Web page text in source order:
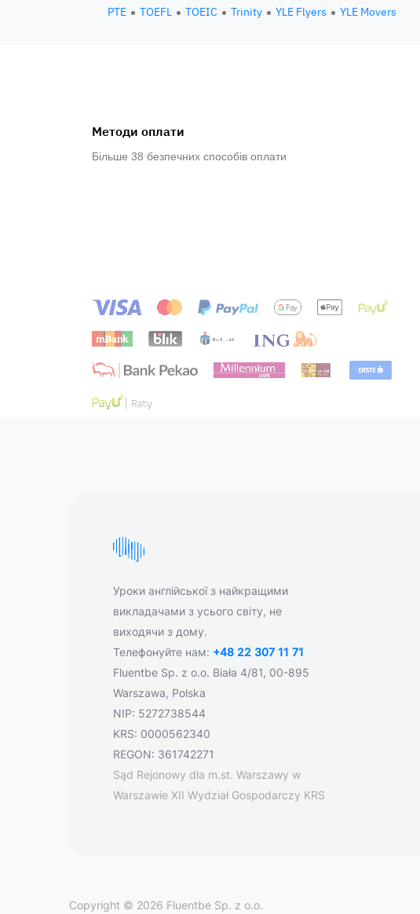
PTE
TOEFL TOEIC Trinity YLE Flyers YLE Movers
Методи оплати
Більше 38 безпечних способів оплати
Уроки англійської з найкращими
викладачами з усього світу, не
виходячи з дому.
Телефонуйте нам: +48 22 307 11 71
Fluentbe Sp. z o.o. Biała 4/81, 00-895
Warszawa, Polska
NIP: 5272738544
KRS: 0000562340
REGON: 361742271
Sąd Rejonowy dla m.st. Warszawy w
Warszawie XII Wydział Gospodarczy KRS
Copyright © 2026 Fluentbe Sp. z o.o.